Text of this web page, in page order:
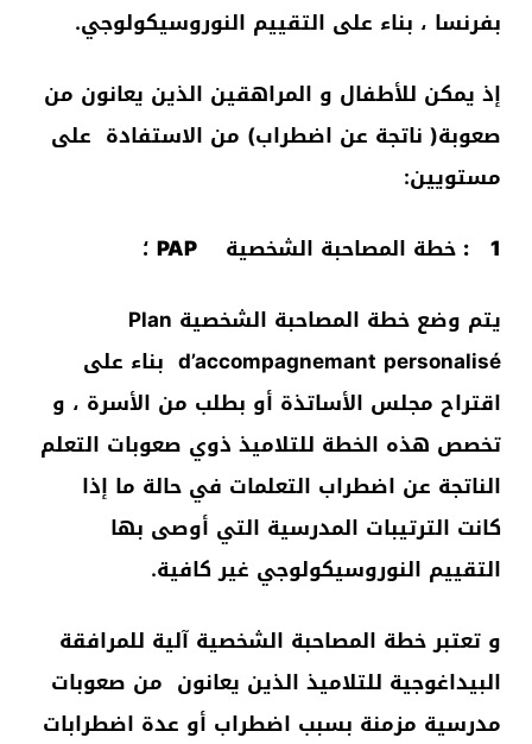
بفرنسا ، بناء على التقييم النوروسيكولوجي.
إذ يمكن للأطفال و المراهقين الذين يعانون من
صعوبة( ناتجة عن اضطراب) من الاستفادة على
مستويين:
1 : خطة المصاحبة الشخصية PAP
؛
يتم وضع خطة المصاحبة الشخصية Plan
d’accompagnemant personalisé بناء على
اقتراح مجلس الأساتذة أو بطلب من الأسرة ، و
تخصص هذه الخطة للتلاميذ ذوي صعوبات التعلم
الناتجة عن اضطراب التعلمات في حالة ما إذا
كانت الترتيبات المدرسية التي أوصى بها
التقييم النوروسيكولوجي غير كافية.
و تعتبر خطة المصاحبة الشخصية آلية للمرافقة
البيداغوجية للتلاميذ الذين يعانون من صعوبات
مدرسية مزمنة بسبب اضطراب أو عدة اضطرابات